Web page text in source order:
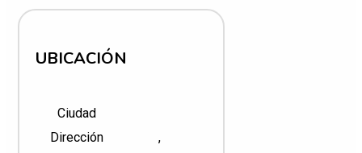
UBICACIÓN
Ciudad
Dirección
,